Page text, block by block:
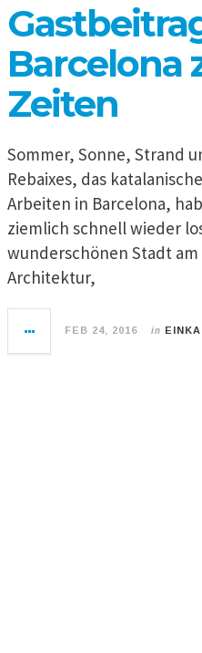
Barcelona
Zeiten
Sommer, Sonne, Strand
Rebaixes, das
Arbeiten in Barcelona,
ziemlich schnell wieder
wunderschönen Stadt
Architektur,
FEB 24, 2016 in